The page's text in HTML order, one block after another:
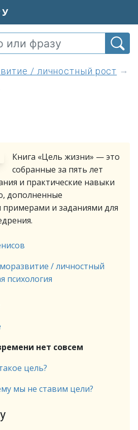
/ личностный рост
Книга «Цель жизни» — это
собранные за пять лет
и практические навыки
дополненные
и заданиями для
/ личностный
психология
нет совсем
цель?
мы не ставим цели?